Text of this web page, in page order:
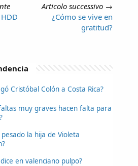
Articolo successivo →
¿Cómo se vive en
gratitud?
Cristóbal Colón a Costa Rica?
muy graves hacen falta para
la hija de Violeta
en valenciano pulpo?